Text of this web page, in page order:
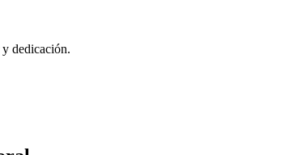
dedicación.